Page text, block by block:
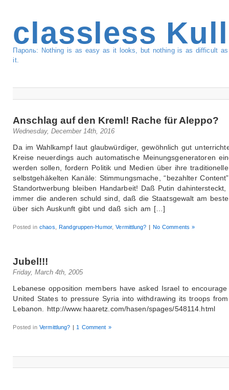
classless
Пароль: Nothing is as easy as it looks, but nothing is as difficult
it.
Anschlag auf den Kreml! Rache für Aleppo?
Wednesday, December 14th, 2016
Da im Wahlkampf laut glaubwürdiger, gewöhnlich gut
Kreise neuerdings auch automatische Meinungsgeneratoren
werden sollen, fordern Politik und Medien über ihre
selbstgehäkelten Kanäle: Stimmungsmache, “bezahlter
Standortwerbung bleiben Handarbeit! Daß Putin dahintersteckt,
immer die anderen schuld sind, daß die Staatsgewalt am
über sich Auskunft gibt und daß sich am […]
Posted inchaos ,Randgruppen-Humor,Vermittlung? | No Comments »
Jubel!!!
Friday, March 4th, 2005
Lebanese opposition members have asked Israel to
United States to pressure Syria into withdrawing its troops from
Lebanon. http://www.haaretz.com/hasen/spages/548114.html
Posted inVermittlung? | 1 Comment »